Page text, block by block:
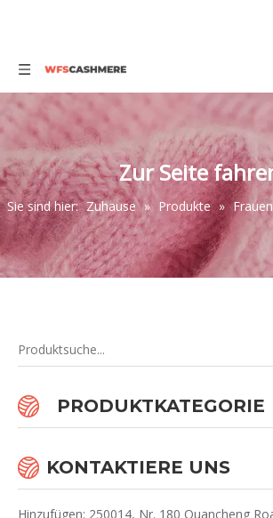
Zur Seite
Sie sind hier: Zuhause » Produkte » Frauen
PRODUKTKATEGORIE
KONTAKTIERE UNS
Hinzufügen: 250014, Nr. 180 Quancheng